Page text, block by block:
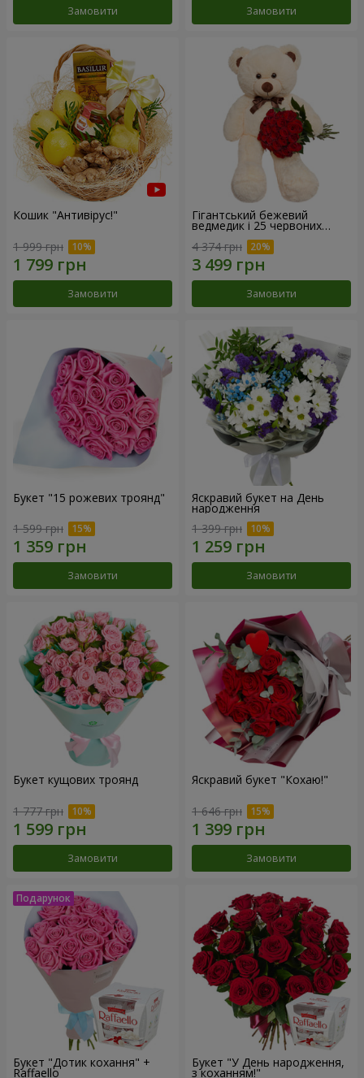
Замовити Замовити
Кошик "Антивірус!"
1 999 грн
Замовити
Гігантський бежевий
ведмедик і 25 червоних
троянд
4 374 грн
Замовити
Букет "15 рожевих троянд"
1 599 грн
Замовити
Яскравий букет на День
народження
1 399 грн
Замовити
Букет кущових троянд
1 777 грн
Замовити
Яскравий букет "Кохаю!"
1 646 грн
Замовити
Букет "Дотик кохання" +
Raffaello
Букет "У День народження,
з коханням!"